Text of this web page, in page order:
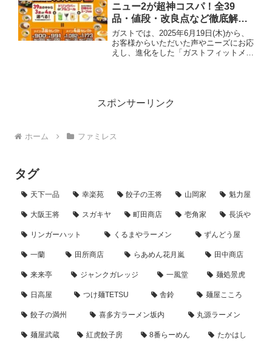
ニュー2が超神コスパ！全39
品・値段・改良点など徹底解
説！
ガストでは、2025年6月19日(木)から、
お客様からいただいた声やニーズにお応
えし、進化をした「ガストフィットメニ
スポンサーリンク
ホーム ファミレス
タグ
天下一品 幸楽苑 餃子の王将 山岡家 魁力屋
大阪王将 スガキヤ 町田商店 壱角家 長浜や
リンガーハット くるまやラーメン ずんどう屋
一蘭 田所商店 らあめん花月嵐 田中商店
来来亭 ジャンクガレッジ 一風堂 麺処景虎
日高屋 つけ麺TETSU 舎鈴 麺屋こころ
餃子の満州 喜多方ラーメン坂内 丸源ラーメン
麺屋武蔵 紅虎餃子房 8番らーめん たかはし